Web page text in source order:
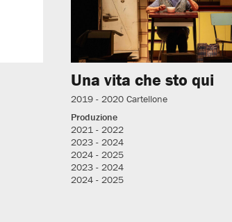
Una vita che sto qui
2019 - 2020 Cartellone
Produzione
2021 - 2022
2023 - 2024
2024 - 2025
2023 - 2024
2024 - 2025